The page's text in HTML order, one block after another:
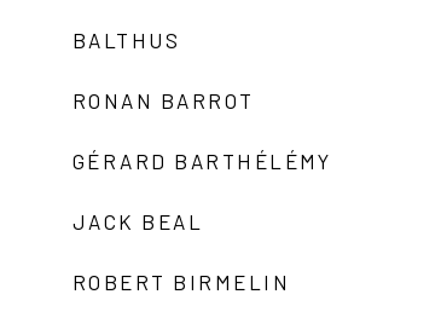
BALTHUS
RONAN BARROT
GÉRARD BARTHÉLÉMY
JACK BEAL
ROBERT BIRMELIN